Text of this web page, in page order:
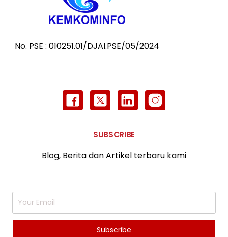
No. PSE : 010251.01/DJAI.PSE/05/2024
SUBSCRIBE
Blog, Berita dan Artikel terbaru kami